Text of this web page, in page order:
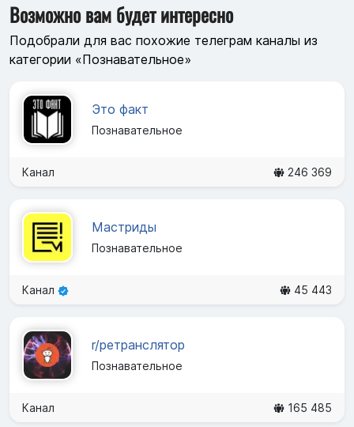
Возможно вам будет интересно
Подобрали для вас похожие телеграм каналы из
категории «Познавательное»
Это факт
Познавательное
Канал 246 369
Мастриды
Познавательное
Канал 45 443
r/ретранслятор
Познавательное
Канал 165 485